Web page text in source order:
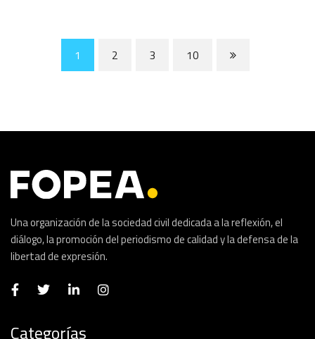
1 2 3 10
Una organización de la sociedad civil dedicada a la reflexión, el
diálogo, la promoción del periodismo de calidad y la defensa de la
libertad de expresión.
Categorías